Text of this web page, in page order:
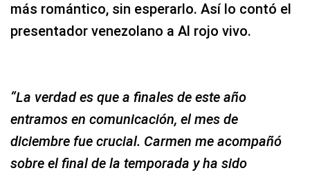
más romántico, sin esperarlo. Así lo contó el
presentador venezolano a Al rojo vivo.
“La verdad es que a finales de este año
entramos en comunicación, el mes de
diciembre fue crucial. Carmen me acompañó
sobre el final de la temporada y ha sido